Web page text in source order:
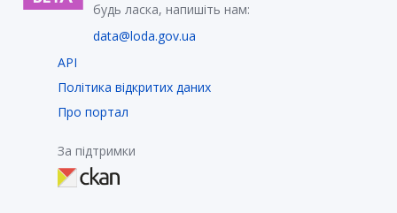
будь ласка, напишіть нам:
data@loda.gov.ua
API
Політика відкритих даних
Про портал
За підтримки